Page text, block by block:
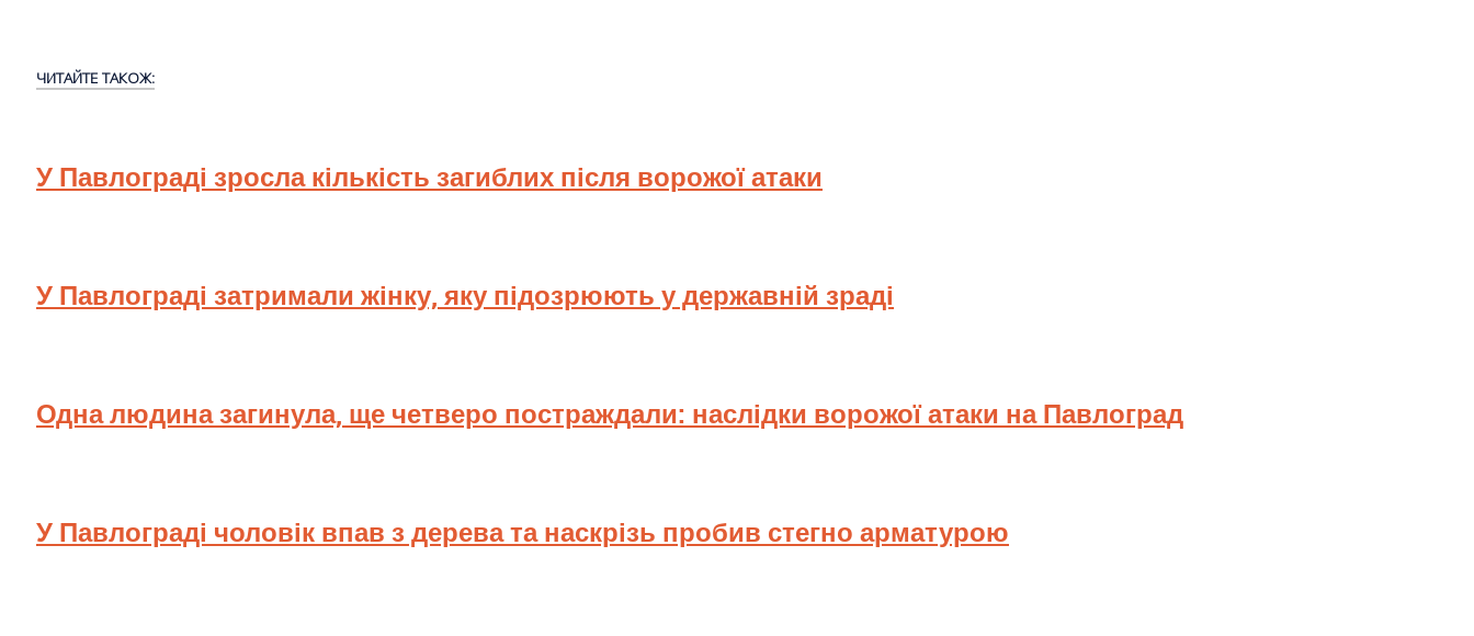
ЧИТАЙТЕ ТАКОЖ:
У Павлограді зросла кількість загиблих після ворожої атаки
У Павлограді затримали жінку, яку підозрюють у державній зраді
Одна людина загинула, ще четверо постраждали: наслідки ворожої атаки на Павлоград
У Павлограді чоловік впав з дерева та наскрізь пробив стегно арматурою